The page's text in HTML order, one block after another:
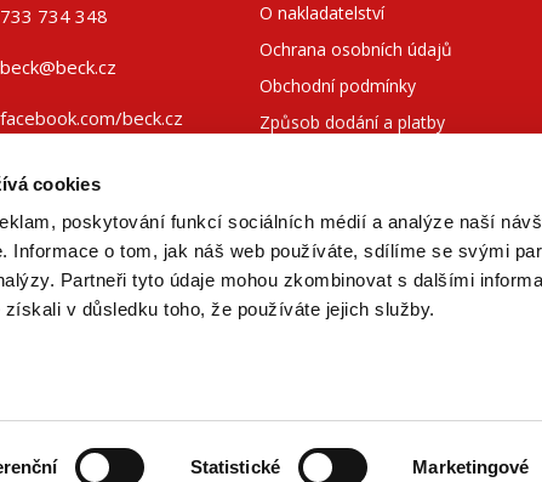
cookies
poskytování funkcí sociálních médií a analýze naší
Informace o tom, jak náš web používáte, sdílíme se svými
Partneři tyto údaje mohou zkombinovat s dalšími
v důsledku toho, že používáte jejich služby.
Statistické Marketingové
733 734 348
beck@beck.cz
facebook.com/beck.cz
O nakladatelství
Ochrana osobních údajů
Obchodní podmínky
Způsob dodání a platby